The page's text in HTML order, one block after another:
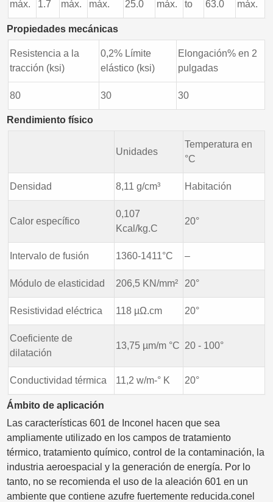
máx. 1.7 máx. máx. 25.0 máx. to 63.0 máx.
Propiedades mecánicas
Resistencia a la
tracción (ksi)
0,2% Límite
elástico (ksi)
Elongación% en 2
pulgadas
80 30 30
Rendimiento físico
Unidades
Temperatura en
°C
Densidad 8,11 g/cm³ Habitación
Calor específico
0,107
Kcal/kg.C
20°
Intervalo de fusión 1360-1411°C –
Módulo de elasticidad 206,5 KN/mm² 20°
Resistividad eléctrica 118 µΩ.cm 20°
Coeficiente de
dilatación
13,75 µm/m °C 20 - 100°
Conductividad térmica 11,2 w/m-° K 20°
Ámbito de aplicación
Las características 601 de Inconel hacen que sea
ampliamente utilizado en los campos de tratamiento
térmico, tratamiento químico, control de la contaminación, la
industria aeroespacial y la generación de energía. Por lo
tanto, no se recomienda el uso de la aleación 601 en un
ambiente que contiene azufre fuertemente reducida.conel